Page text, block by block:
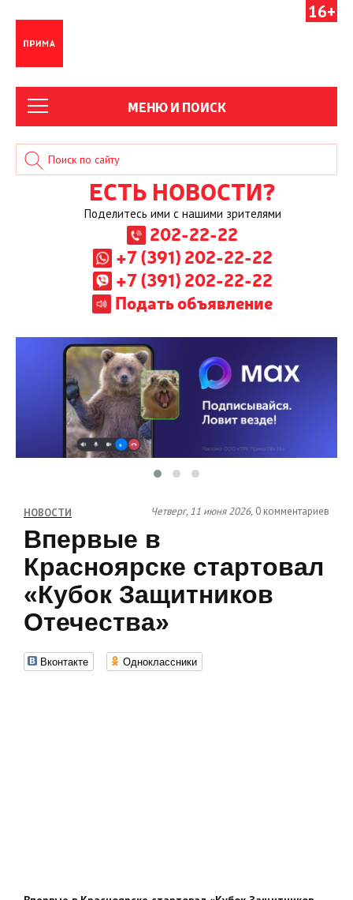
16+
МЕНЮ И ПОИСК
ЕСТЬ НОВОСТИ?
Поделитесь ими с нашими зрителями
202-22-22
+7 (391) 202-22-22
+7 (391) 202-22-22
Подать объявление
НОВОСТИ Четверг, 11 июня 2026, 0 комментариев
Впервые в
Красноярске стартовал
«Кубок Защитников
Отечества»
Вконтакте Одноклассники